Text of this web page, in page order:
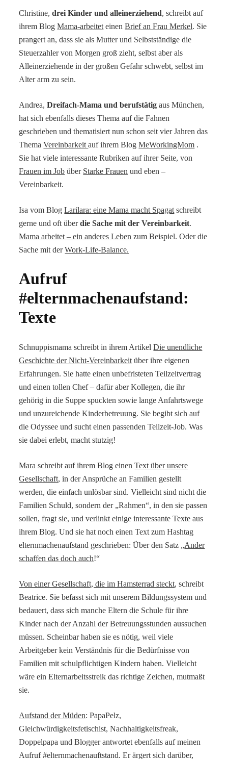
Christine,drei Kinder und alleinerziehend, schreibt auf
ihrem BlogMama-arbeitet einenBrief an Frau Merkel. Sie
prangert an, dass sie als Mutter und Selbstständige die
Steuerzahler von Morgen groß zieht, selbst aber als
Alleinerziehende in der großen Gefahr schwebt, selbst im
Alter arm zu sein.
Andrea,Dreifach-Mama und berufstätig aus München,
hat sich ebenfalls dieses Thema auf die Fahnen
geschrieben und thematisiert nun schon seit vier Jahren das
ThemaVereinbarkeitauf ihrem BlogMeWorkingMom .
Sie hat viele interessante Rubriken auf ihrer Seite, von
Frauen im Job über Starke Frauen und eben –
Vereinbarkeit.
Isa vom BlogLarilara: eine Mama macht Spagat schreibt
gerne und oft überdie Sache mit der Vereinbarkeit.
Mama arbeitet – ein anderes Leben zum Beispiel. Oder die
Sache mit derWork-Life-Balance.
Aufruf
#elternmachenaufstand:
Texte
Schnuppismama schreibt in ihrem ArtikelDie unendliche
Geschichte der Nicht-Vereinbarkeit über ihre eigenen
Erfahrungen. Sie hatte einen unbefristeten Teilzeitvertrag
und einen tollen Chef – dafür aber Kollegen, die ihr
gehörig in die Suppe spuckten sowie lange Anfahrtswege
und unzureichende Kinderbetreuung. Sie begibt sich auf
die Odyssee und sucht einen passenden Teilzeit-Job. Was
sie dabei erlebt, macht stutzig!
Mara schreibt auf ihrem Blog einenText über unsere
Gesellschaft, in der Ansprüche an Familien gestellt
werden, die einfach unlösbar sind. Vielleicht sind nicht die
Familien Schuld, sondern der „Rahmen“, in den sie passen
sollen, fragt sie, und verlinkt einige interessante Texte aus
ihrem Blog. Und sie hat noch einen Text zum Hashtag
elternmachenaufstand geschrieben: Über den Satz „Ander
schaffen das doch auch!“
Von einer Gesellschaft, die im Hamsterrad steckt, schreibt
Beatrice. Sie befasst sich mit unserem Bildungssystem und
bedauert, dass sich manche Eltern die Schule für ihre
Kinder nach der Anzahl der Betreuungsstunden aussuchen
müssen. Scheinbar haben sie es nötig, weil viele
Arbeitgeber kein Verständnis für die Bedürfnisse von
Familien mit schulpflichtigen Kindern haben. Vielleicht
wäre ein Elternarbeitsstreik das richtige Zeichen, mutmaßt
sie.
Aufstand der Müden: PapaPelz,
Gleichwürdigkeitsfetischist, Nachhaltigkeitsfreak,
Doppelpapa und Blogger antwortet ebenfalls auf meinen
Aufruf #elternmachenauftstand. Er ärgert sich darüber,